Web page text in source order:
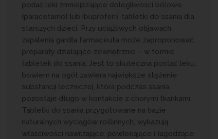
podać leki zmniejszające dolegliwości bólowe
(paracetamol lub ibuprofen), tabletki do ssania dla
starszych dzieci. Przy uciążliwych objawach
zapalenia gardła farmaceuta może zaproponować
preparaty działające zewnętrznie – w formie
tabletek do ssania. Jest to skuteczna postać leku,
bowiem na ogół zawiera największe stężenie
substancji leczniczej, która podczas ssania
pozostaje długo w kontakcie z chorymi tkankami.
Tabletki do ssania przygotowane na bazie
naturalnych wyciągów roślinnych, wykazują
właściwości nawilżające, powlekające i łagodzące.